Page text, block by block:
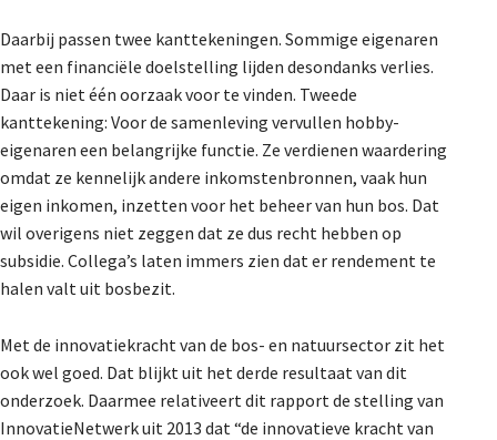
Daarbij passen twee kanttekeningen. Sommige eigenaren
met een financiële doelstelling lijden desondanks verlies.
Daar is niet één oorzaak voor te vinden. Tweede
kanttekening: Voor de samenleving vervullen hobby-
eigenaren een belangrijke functie. Ze verdienen waardering
omdat ze kennelijk andere inkomstenbronnen, vaak hun
eigen inkomen, inzetten voor het beheer van hun bos. Dat
wil overigens niet zeggen dat ze dus recht hebben op
subsidie. Collega’s laten immers zien dat er rendement te
halen valt uit bosbezit.
Met de innovatiekracht van de bos- en natuursector zit het
ook wel goed. Dat blijkt uit het derde resultaat van dit
onderzoek. Daarmee relativeert dit rapport de stelling van
InnovatieNetwerk uit 2013 dat “de innovatieve kracht van